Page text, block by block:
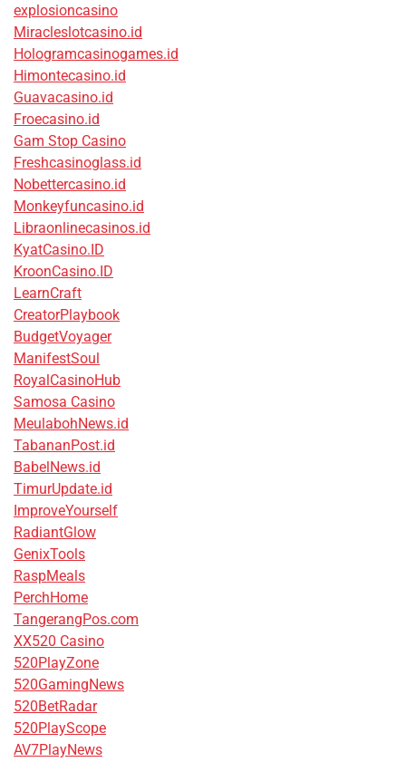
explosioncasino
Miracleslotcasino.id
Hologramcasinogames.id
Himontecasino.id
Guavacasino.id
Froecasino.id
Gam Stop Casino
Freshcasinoglass.id
Nobettercasino.id
Monkeyfuncasino.id
Libraonlinecasinos.id
KyatCasino.ID
KroonCasino.ID
LearnCraft
CreatorPlaybook
BudgetVoyager
ManifestSoul
RoyalCasinoHub
Samosa Casino
MeulabohNews.id
TabananPost.id
BabelNews.id
TimurUpdate.id
ImproveYourself
RadiantGlow
GenixTools
RaspMeals
PerchHome
TangerangPos.com
XX520 Casino
520PlayZone
520GamingNews
520BetRadar
520PlayScope
AV7PlayNews